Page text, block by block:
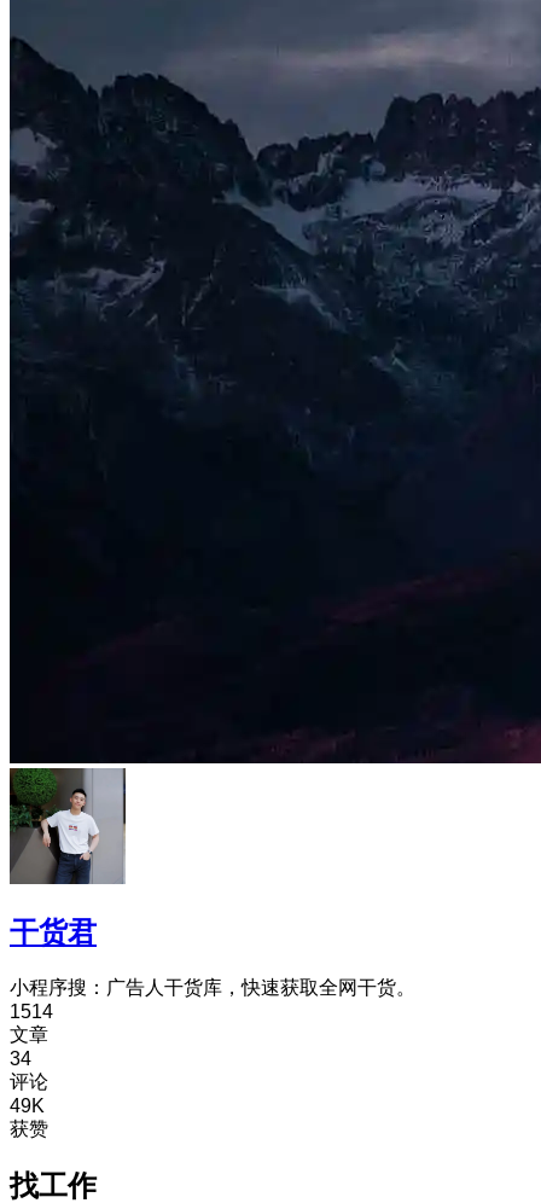
干货君
小程序搜：广告人干货库，快速获取全网干货。
1514
文章
34
评论
49K
获赞
找工作